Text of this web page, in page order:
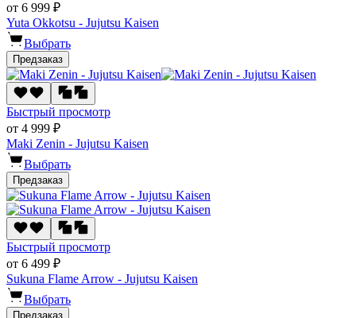
от 6 999 ₽
Yuta Okkotsu - Jujutsu Kaisen
Выбрать
Предзаказ
Быстрый просмотр
от 4 999 ₽
Maki Zenin - Jujutsu Kaisen
Выбрать
Предзаказ
Быстрый просмотр
от 6 499 ₽
Sukuna Flame Arrow - Jujutsu Kaisen
Выбрать
Предзаказ